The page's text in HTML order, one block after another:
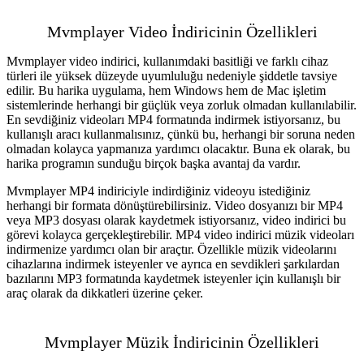
Mvmplayer Video İndiricinin Özellikleri
Mvmplayer video indirici, kullanımdaki basitliği ve farklı cihaz
türleri ile yüksek düzeyde uyumluluğu nedeniyle şiddetle tavsiye
edilir. Bu harika uygulama, hem Windows hem de Mac işletim
sistemlerinde herhangi bir güçlük veya zorluk olmadan kullanılabilir.
En sevdiğiniz videoları MP4 formatında indirmek istiyorsanız, bu
kullanışlı aracı kullanmalısınız, çünkü bu, herhangi bir soruna neden
olmadan kolayca yapmanıza yardımcı olacaktır. Buna ek olarak, bu
harika programın sunduğu birçok başka avantaj da vardır.
Mvmplayer MP4 indiriciyle indirdiğiniz videoyu istediğiniz
herhangi bir formata dönüştürebilirsiniz. Video dosyanızı bir MP4
veya MP3 dosyası olarak kaydetmek istiyorsanız, video indirici bu
görevi kolayca gerçekleştirebilir. MP4 video indirici müzik videoları
indirmenize yardımcı olan bir araçtır. Özellikle müzik videolarını
cihazlarına indirmek isteyenler ve ayrıca en sevdikleri şarkılardan
bazılarını MP3 formatında kaydetmek isteyenler için kullanışlı bir
araç olarak da dikkatleri üzerine çeker.
Mvmplayer Müzik İndiricinin Özellikleri